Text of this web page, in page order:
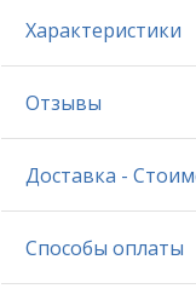
Характеристики
Отзывы
Доставка -
Способы оплаты